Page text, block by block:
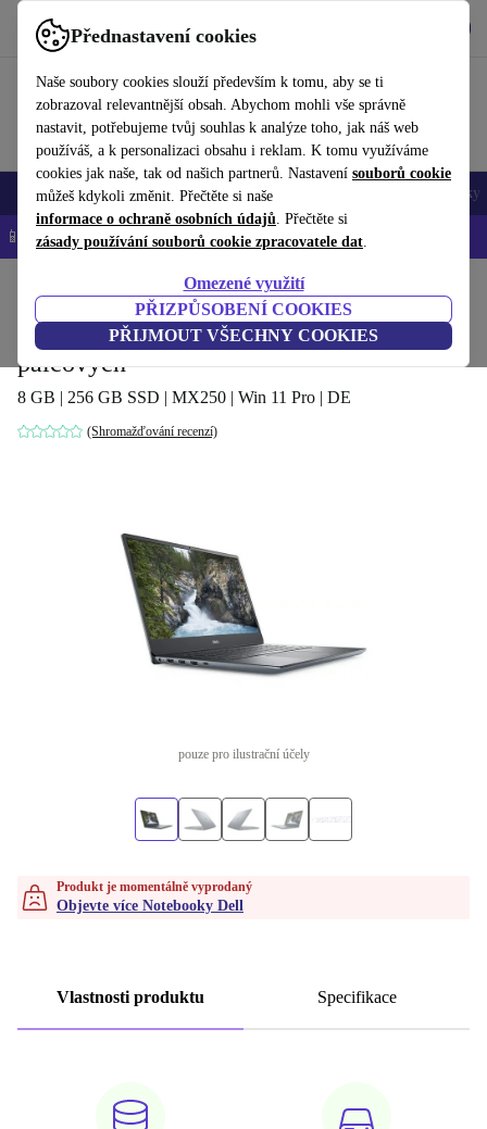
Přednastavení cookies
Naše soubory cookies slouží především k tomu, aby se ti
zobrazoval relevantnější obsah. Abychom mohli vše správně
nastavit, potřebujeme tvůj souhlas k analýze toho, jak náš web
používáš, a k personalizaci obsahu i reklam. K tomu využíváme
cookies jak naše, tak od našich partnerů. Nastavení souborů cookie
můžeš kdykoli změnit. Přečtěte si naše
informace o ochraně osobních údajů. Přečtěte si
zásady používání souborů cookie zpracovatele dat.
Omezené využití
PŘIZPŮSOBENÍ COOKIES
PŘIJMOUT VŠECHNY COOKIES
Používejte refurbed rychle a snadno
Mobily a smartphony Notebooky Tablety Doplňky
📱 -5 % NAVÍC na všechny iPhony – kód: IPHONEDEAL-
Notebooky Notebooky Dell
Dell Vostro 5490 | i7-10510U | 14-
palcových
8 GB | 256 GB SSD | MX250 | Win 11 Pro | DE
(Shromažďování recenzí)
pouze pro ilustrační účely
Produkt je momentálně vyprodaný
Objevte více Notebooky Dell
Vlastnosti produktu Specifikace